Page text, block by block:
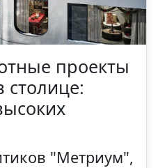
проекты
столице:
"Метриум",